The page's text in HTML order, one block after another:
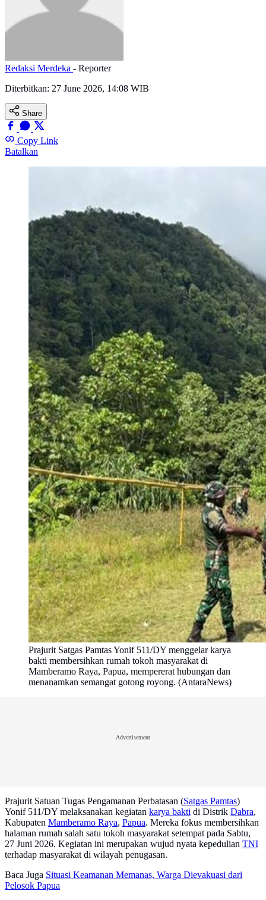
Redaksi Merdeka - Reporter
Diterbitkan: 27 June 2026, 14:08 WIB
Share
Copy Link
Batalkan
Prajurit Satgas Pamtas Yonif 511/DY menggelar karya
bakti membersihkan rumah tokoh masyarakat di
Mamberamo Raya, Papua, mempererat hubungan dan
menanamkan semangat gotong royong. (AntaraNews)
Advertisement
Prajurit Satuan Tugas Pengamanan Perbatasan (Satgas Pamtas)
Yonif 511/DY melaksanakan kegiatan karya bakti di Distrik Dabra,
Kabupaten Mamberamo Raya, Papua. Mereka fokus membersihkan
halaman rumah salah satu tokoh masyarakat setempat pada Sabtu,
27 Juni 2026. Kegiatan ini merupakan wujud nyata kepedulian TNI
terhadap masyarakat di wilayah penugasan.
Baca Juga Situasi Keamanan Memanas, Warga Dievakuasi dari
Pelosok Papua